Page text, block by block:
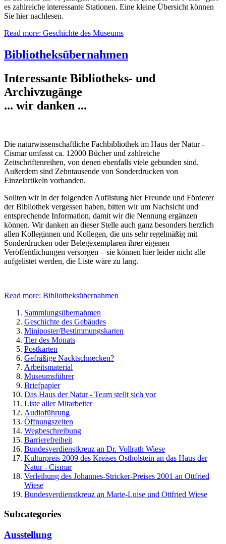
es zahlreiche interessante Stationen. Eine kleine Übersicht können
Sie hier nachlesen.
Read more: Geschichte des Museums
Bibliotheksübernahmen
Interessante Bibliotheks- und
Archivzugänge
... wir danken ...
Die naturwissenschaftliche Fachbibliothek im Haus der Natur -
Cismar umfasst ca. 12000 Bücher und zahlreiche
Zeitschriftenreihen, von denen ebenfalls viele gebunden sind.
Außerdem sind Zehntausende von Sonderdrucken von
Einzelartikeln vorhanden.
Sollten wir in der folgenden Auflistung hier Freunde und Förderer
der Bibliothek vergessen haben, bitten wir um Nachsicht und
entsprechende Information, damit wir die Nennung ergänzen
können. Wir danken an dieser Stelle auch ganz besonders herzlich
allen Kolleginnen und Kollegen, die uns sehr regelmäßig mit
Sonderdrucken oder Belegexemplaren ihrer eigenen
Veröffentlichungen versorgen – sie können hier leider nicht alle
aufgelistet werden, die Liste wäre zu lang.
Read more: Bibliotheksübernahmen
Sammlungsübernahmen
Geschichte des Gebäudes
Miniposter/Bestimmungskarten
Tier des Monats
Postkarten
Gefräßige Nacktschnecken?
Arbeitsmaterial
Museumsführer
Briefpapier
Das Haus der Natur - Team stellt sich vor
Liste aller Mitarbeiter
Audioführung
Öffnungszeiten
Wegbeschreibung
Barrierefreiheit
Bundesverdienstkreuz an Dr. Vollrath Wiese
Kulturpreis 2009 des Kreises Ostholstein an das Haus der
Natur - Cismar
Verleihung des Johannes-Stricker-Preises 2001 an Ottfried
Wiese
Bundesverdienstkreuz an Marie-Luise und Ottfried Wiese
Subcategories
Ausstellung